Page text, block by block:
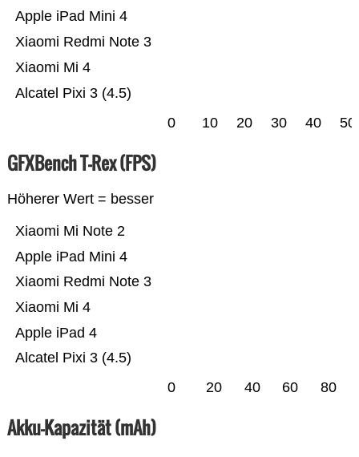
Alcatel Pixi 3 (4.5)
Xiaomi Mi 4
Xiaomi Redmi Note 3
Apple iPad Mini 4
0 10 20 30 40 50
GFXBench T-Rex (FPS)
Höherer Wert = besser
Alcatel Pixi 3 (4.5)
Apple iPad 4
Xiaomi Mi 4
Xiaomi Redmi Note 3
Apple iPad Mini 4
Xiaomi Mi Note 2
0 20 40 60 80
Akku-Kapazität (mAh)